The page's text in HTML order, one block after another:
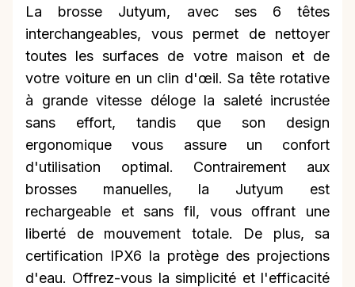
La brosse Jutyum, avec ses 6 têtes
interchangeables, vous permet de nettoyer
toutes les surfaces de votre maison et de
votre voiture en un clin d'œil. Sa tête rotative
à grande vitesse déloge la saleté incrustée
sans effort, tandis que son design
ergonomique vous assure un confort
d'utilisation optimal. Contrairement aux
brosses manuelles, la Jutyum est
rechargeable et sans fil, vous offrant une
liberté de mouvement totale. De plus, sa
certification IPX6 la protège des projections
d'eau. Offrez-vous la simplicité et l'efficacité